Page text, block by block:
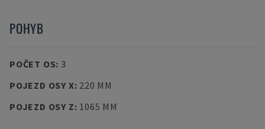
POHYB
POČET OS: 3
POJEZD OSY X: 220 MM
POJEZD OSY Z: 1065 MM